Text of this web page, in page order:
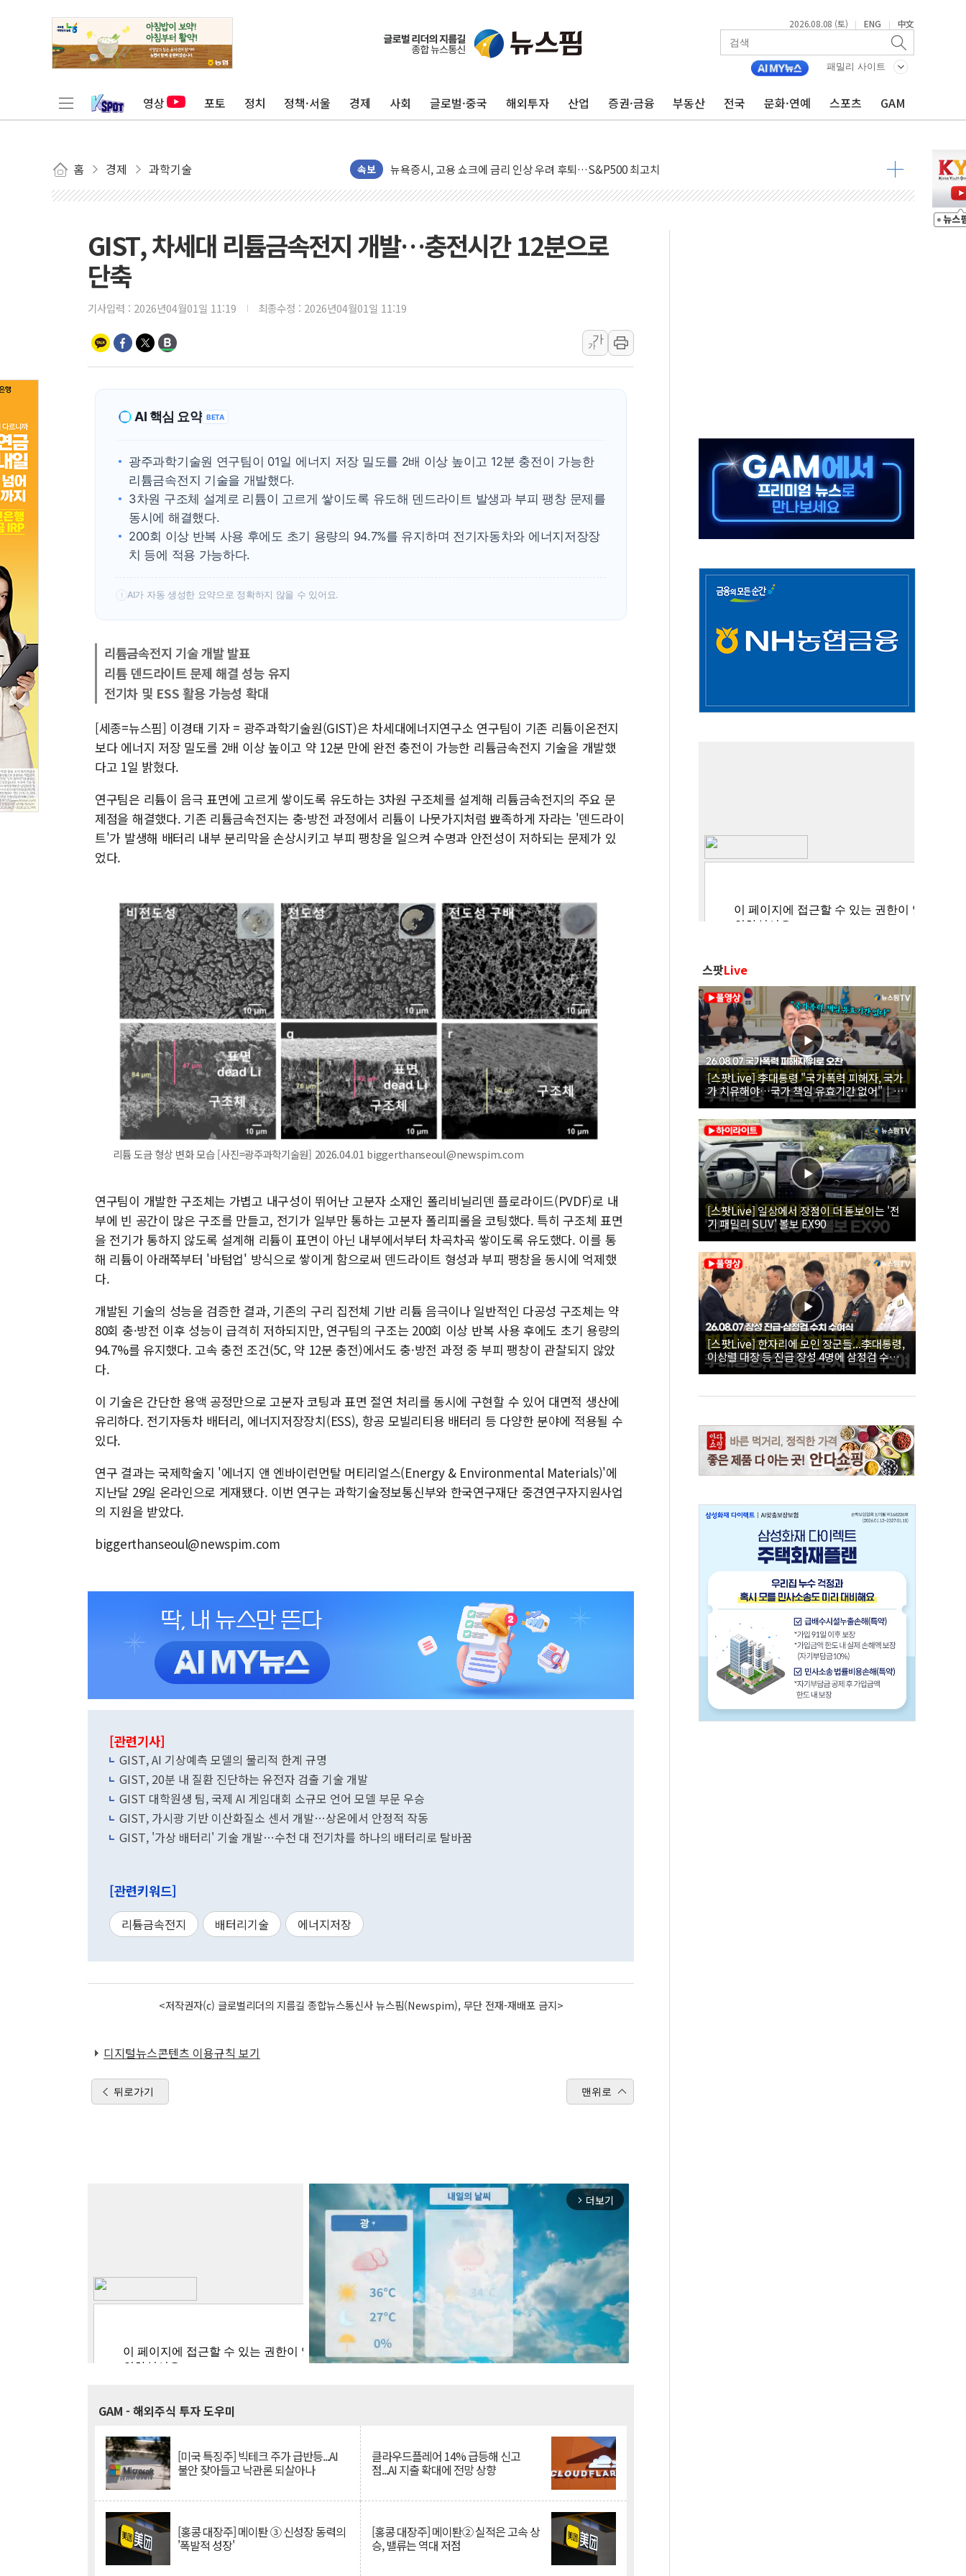
2026.08.08 (토) | ENG | 中文
패밀리 사이트
영상 포토 정치 정책·서울 경제 사회 글로벌·중국 해외투자 산업 증권·금융 부동산 전국 문화·연예 스포츠 GAM
홈 경제 과학기술 속보
민주, 오늘 제주·인천 경선 결과 발표...'김민석 재역전 vs 정청래 격차 확대'
한상협, 업계 개인정보 보안 새판 짠다…'자율규제단체' 타진
트럼프, 쿡 연준 이사 해임 재추진…"26일까지 의혹 소명" 요구
유럽증시, 美 고용 예상 밖 부진에 연준 금리 인상 가능성 낮아지며 상승… STOXX 600 지수는 나흘 연속 최고치
[종합] 이슬람 수니파 3국, '공동방위협정' 체결… 이스라엘·이란 위협에 맞설 자체 억지력 강화
트럼프, 백신·자폐증 행정명령 검토…"이르면 다음 주"
[AI MY 뉴스] 뉴욕 반도체주 프리뷰...美 고용 쇼크에 반도체주 '활짝'
뉴욕증시 프리뷰, 美 고용 쇼크에 금리 인상 우려 후퇴…나스닥 선물 1%대 상승
트럼프 "금리 내려야"…파월 때와 달리 워시엔 톤 낮춰
특정 정치인 측근 포항시 정책특보 내정설...포항시 '시끌'
李 "해남 태양광, 대한민국 다음 100년 밑거름…수도권 집중 완화 전환점"
GIST, 차세대 리튬금속전지 개발…충전시간 12분으로
단축
기사입력 : 2026년04월01일 11:19 최종수정 : 2026년04월01일 11:19
가
가
AI 핵심 요약 BETA
광주과학기술원 연구팀이 01일 에너지 저장 밀도를 2배 이상 높이고 12분 충전이 가능한
리튬금속전지 기술을 개발했다.
3차원 구조체 설계로 리튬이 고르게 쌓이도록 유도해 덴드라이트 발생과 부피 팽창 문제를
동시에 해결했다.
200회 이상 반복 사용 후에도 초기 용량의 94.7%를 유지하며 전기자동차와 에너지저장장
치 등에 적용 가능하다.
! AI가 자동 생성한 요약으로 정확하지 않을 수 있어요.
리튬금속전지 기술 개발 발표
리튬 덴드라이트 문제 해결 성능 유지
전기차 및 ESS 활용 가능성 확대
[세종=뉴스핌] 이경태 기자 = 광주과학기술원(GIST)은 차세대에너지연구소 연구팀이 기존 리튬이온전지
보다 에너지 저장 밀도를 2배 이상 높이고 약 12분 만에 완전 충전이 가능한 리튬금속전지 기술을 개발했
다고 1일 밝혔다.
연구팀은 리튬이 음극 표면에 고르게 쌓이도록 유도하는 3차원 구조체를 설계해 리튬금속전지의 주요 문
제점을 해결했다. 기존 리튬금속전지는 충·방전 과정에서 리튬이 나뭇가지처럼 뾰족하게 자라는 '덴드라이
트'가 발생해 배터리 내부 분리막을 손상시키고 부피 팽창을 일으켜 수명과 안전성이 저하되는 문제가 있
었다.
리튬 도금 형상 변화 모습 [사진=광주과학기술원] 2026.04.01 biggerthanseoul@newspim.com
연구팀이 개발한 구조체는 가볍고 내구성이 뛰어난 고분자 소재인 폴리비닐리덴 플로라이드(PVDF)로 내
부에 빈 공간이 많은 구조를 만들고, 전기가 일부만 통하는 고분자 폴리피롤을 코팅했다. 특히 구조체 표면
을 전기가 통하지 않도록 설계해 리튬이 표면이 아닌 내부에서부터 차곡차곡 쌓이도록 유도했다. 이를 통
해 리튬이 아래쪽부터 '바텀업' 방식으로 쌓이게 함으로써 덴드라이트 형성과 부피 팽창을 동시에 억제했
다.
개발된 기술의 성능을 검증한 결과, 기존의 구리 집전체 기반 리튬 음극이나 일반적인 다공성 구조체는 약
80회 충·방전 이후 성능이 급격히 저하되지만, 연구팀의 구조는 200회 이상 반복 사용 후에도 초기 용량의
94.7%를 유지했다. 고속 충전 조건(5C, 약 12분 충전)에서도 충·방전 과정 중 부피 팽창이 관찰되지 않았
다.
이 기술은 간단한 용액 공정만으로 고분자 코팅과 표면 절연 처리를 동시에 구현할 수 있어 대면적 생산에
유리하다. 전기자동차 배터리, 에너지저장장치(ESS), 항공 모빌리티용 배터리 등 다양한 분야에 적용될 수
있다.
연구 결과는 국제학술지 '에너지 앤 엔바이런먼탈 머티리얼스(Energy & Environmental Materials)'에
지난달 29일 온라인으로 게재됐다. 이번 연구는 과학기술정보통신부와 한국연구재단 중견연구자지원사업
의 지원을 받았다.
biggerthanseoul@newspim.com
[관련기사]
GIST, AI 기상예측 모델의 물리적 한계 규명
GIST, 20분 내 질환 진단하는 유전자 검출 기술 개발
GIST 대학원생 팀, 국제 AI 게임대회 소규모 언어 모델 부문 우승
GIST, 가시광 기반 이산화질소 센서 개발…상온에서 안정적 작동
GIST, '가상 배터리' 기술 개발…수천 대 전기차를 하나의 배터리로 탈바꿈
[관련키워드]
리튬금속전지 배터리기술 에너지저장
<저작권자(c) 글로벌리더의 지름길 종합뉴스통신사 뉴스핌(Newspim), 무단 전재-재배포 금지>
디지털뉴스콘텐츠 이용규칙 보기
뒤로가기 맨위로
arrow_forward_ios 더보기
GAM - 해외주식 투자 도우미
[미국 특징주] 빅테크 주가 급반등...AI
불안 잦아들고 낙관론 되살아나
클라우드플레어 14% 급등해 신고
점...AI 지출 확대에 전망 상향
[홍콩 대장주] 메이퇀 ③ 신성장 동력의
'폭발적 성장'
[홍콩 대장주] 메이퇀② 실적은 고속 상
승, 밸류는 역대 저점
스팟Live
[스팟Live] 李대통령 "국가폭력 피해자, 국가
가 치유해야…국가 책임 유효기간 없어"｜
26.08.07 국가폭력 피해자 위로 오찬
[스팟Live] 일상에서 장점이 더 돋보이는 '전
기 패밀리 SUV' 볼보 EX90
[스팟Live] 한자리에 모인 장군들...李대통령,
이상렬 대장 등 진급 장성 4명에 삼정검 수치
직접 수여｜26.08.07 장성 진급·삼정검 수치